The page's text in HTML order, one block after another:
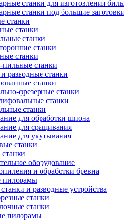
станки для изготовления
станки под большие заготовки
станки
станки
станки
станки
станки
пильные станки
разводные станки
станки
фрезерные станки
станки
станки
для обработки шпона
для сращивания
для укутывания
станки
оборудование
и обработки бревна
пилорамы
и разводные устройства
станки
станки
пилорамы